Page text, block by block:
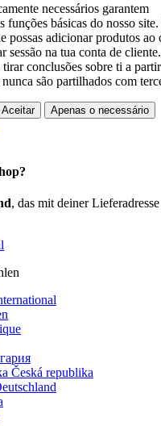
necessários garantem
funções básicas do nosso
possas adicionar produtos ao
sessão na tua conta de
conclusões sobre ti a
são partilhados com
Aceitar Apenas o necessário
, das mit deiner Lieferadresse
Česká republika